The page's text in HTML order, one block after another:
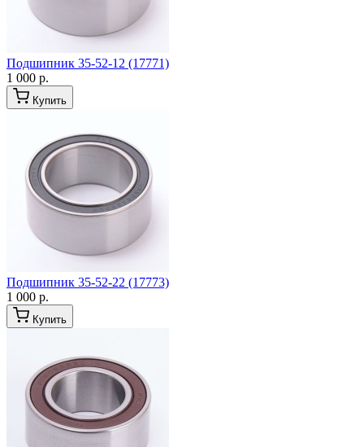
Подшипник 35-52-12 (17771)
1 000 р.
Купить
Подшипник 35-52-22 (17773)
1 000 р.
Купить